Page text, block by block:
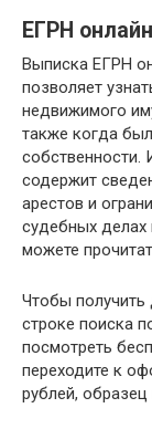
ЕГРН онлайн
Выписка ЕГРН
позволяет
недвижимого
также когда
содержит
арестов и
судебных
можете
Чтобы получить
строке поиска
посмотреть
переходите к
рублей,